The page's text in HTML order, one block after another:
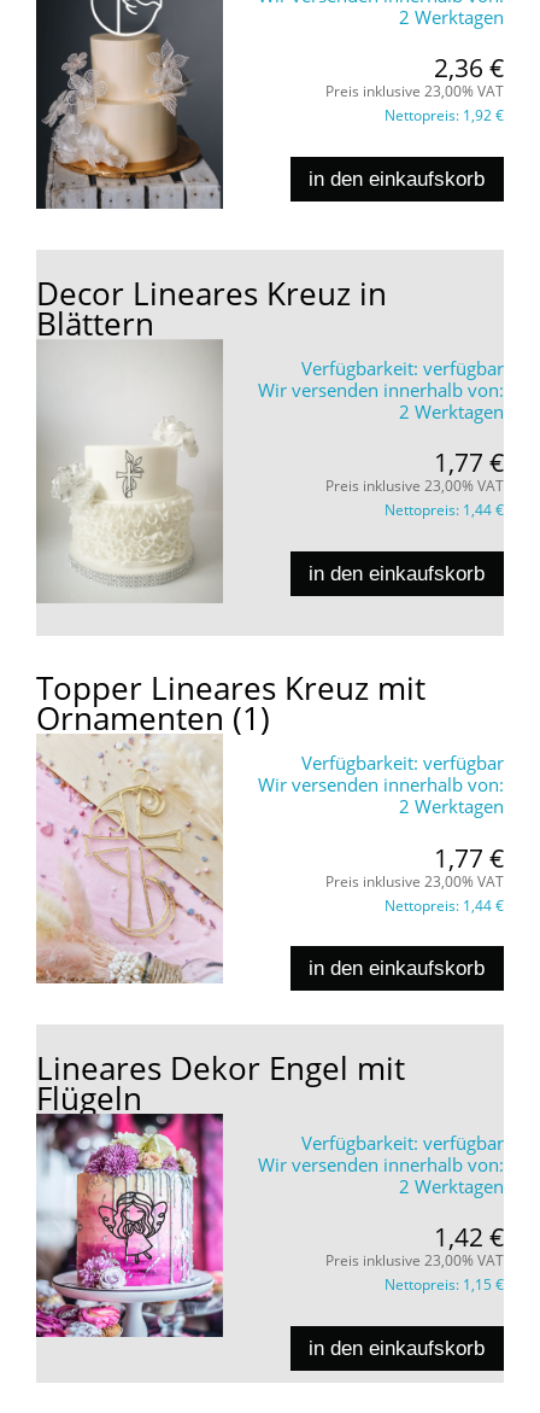
2 Werktagen
2,36 €
Preis inklusive 23,00% VAT
Nettopreis: 1,92 €
in den einkaufskorb
Decor Lineares Kreuz in
Blättern
Verfügbarkeit: verfügbar
Wir versenden innerhalb von:
2 Werktagen
1,77 €
Preis inklusive 23,00% VAT
Nettopreis: 1,44 €
in den einkaufskorb
Topper Lineares Kreuz mit
Ornamenten (1)
Verfügbarkeit: verfügbar
Wir versenden innerhalb von:
2 Werktagen
1,77 €
Preis inklusive 23,00% VAT
Nettopreis: 1,44 €
in den einkaufskorb
Lineares Dekor Engel mit
Flügeln
Verfügbarkeit: verfügbar
Wir versenden innerhalb von:
2 Werktagen
1,42 €
Preis inklusive 23,00% VAT
Nettopreis: 1,15 €
in den einkaufskorb